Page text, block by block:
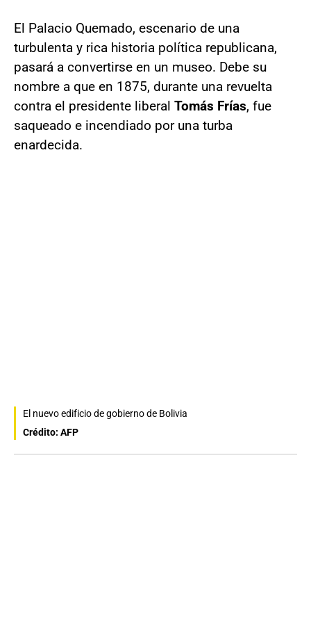
El Palacio Quemado, escenario de una
turbulenta y rica historia política republicana,
pasará a convertirse en un museo. Debe su
nombre a que en 1875, durante una revuelta
contra el presidente liberal Tomás Frías, fue
saqueado e incendiado por una turba
enardecida.
El nuevo edificio de gobierno de Bolivia
Crédito: AFP